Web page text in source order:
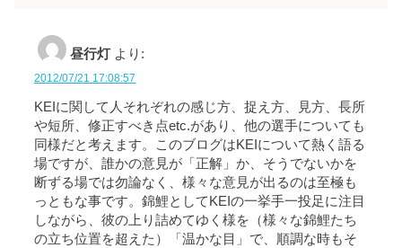
昼行灯 より:
2012/07/21 17:08:57
KEIに関して人それぞれの感じ方、捉え方、見方、長所
や短所、修正すべき点etc.があり、他の選手についても
同様だと考えます。このブログはKEIについて熱く語る
場ですが、誰かの意見が「正解」か、そうでないかを
断ずる場では勿論なく、様々な意見が出るのは至極も
っともな事です。錦鯉としてKEIの一挙手一投足に注目
しながら、彼の上り詰めてゆく様を（様々な錦鯉たち
の立ち位置を超えた）「温かな目」で、順調な時もそ